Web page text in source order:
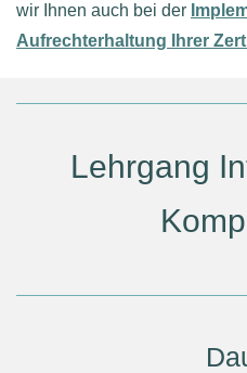
wir Ihnen auch bei der
Aufrechterhaltung Ihrer
Lehrgang